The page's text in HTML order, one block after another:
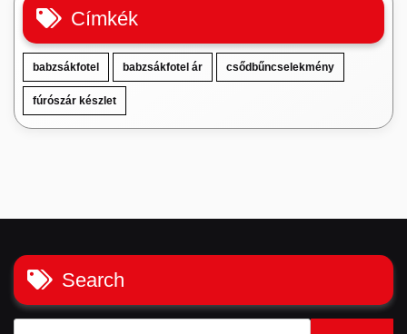
Címkék
babzsákfotel babzsákfotel ár csődbűncselekmény
fúrószár készlet
Search